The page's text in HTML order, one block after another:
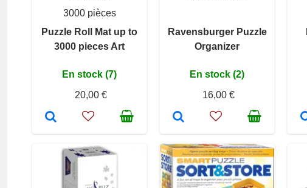
3000 pièces
Puzzle Roll Mat up to
3000 pieces Art
En stock (7)
20,00 €
Ravensburger Puzzle
Organizer
En stock (2)
16,00 €